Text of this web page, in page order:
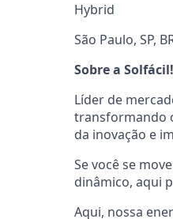
Hybrid
São Paulo, SP,
Sobre a Solfácil!
Líder de
transformando
da inovação e
Se você se
dinâmico, aqui
Aqui, nossa